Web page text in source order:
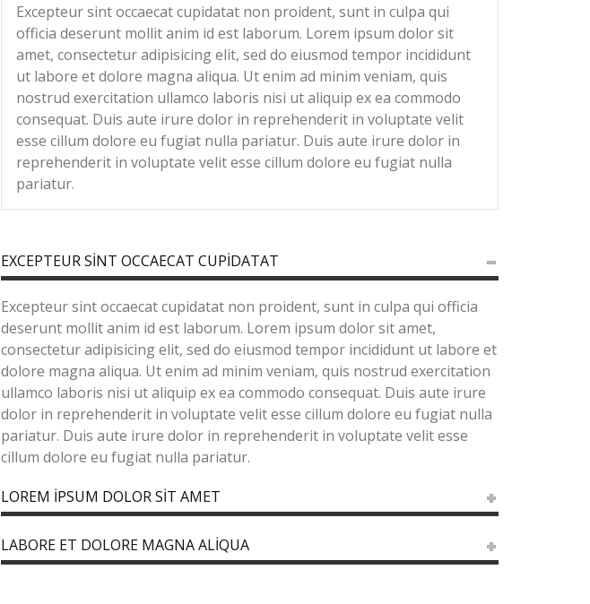
Excepteur sint occaecat cupidatat non proident, sunt in culpa qui
officia deserunt mollit anim id est laborum. Lorem ipsum dolor sit
amet, consectetur adipisicing elit, sed do eiusmod tempor incididunt
ut labore et dolore magna aliqua. Ut enim ad minim veniam, quis
nostrud exercitation ullamco laboris nisi ut aliquip ex ea commodo
consequat. Duis aute irure dolor in reprehenderit in voluptate velit
esse cillum dolore eu fugiat nulla pariatur. Duis aute irure dolor in
reprehenderit in voluptate velit esse cillum dolore eu fugiat nulla
pariatur.
EXCEPTEUR SINT OCCAECAT CUPIDATAT
Excepteur sint occaecat cupidatat non proident, sunt in culpa qui officia
deserunt mollit anim id est laborum. Lorem ipsum dolor sit amet,
consectetur adipisicing elit, sed do eiusmod tempor incididunt ut labore et
dolore magna aliqua. Ut enim ad minim veniam, quis nostrud exercitation
ullamco laboris nisi ut aliquip ex ea commodo consequat. Duis aute irure
dolor in reprehenderit in voluptate velit esse cillum dolore eu fugiat nulla
pariatur. Duis aute irure dolor in reprehenderit in voluptate velit esse
cillum dolore eu fugiat nulla pariatur.
LOREM IPSUM DOLOR SIT AMET
LABORE ET DOLORE MAGNA ALIQUA